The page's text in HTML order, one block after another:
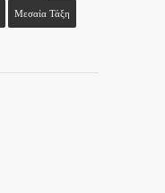
Μεσαία Τάξη